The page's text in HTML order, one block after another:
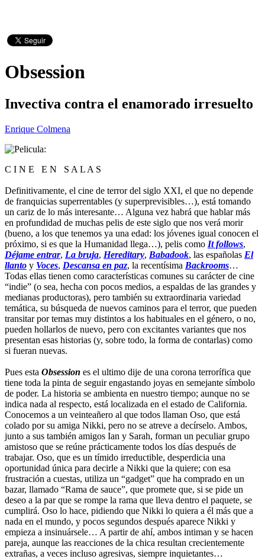
Obsession
Invectiva contra el enamorado irresuelto
Enrique Colmena
C I N E E N S A L A S
Definitivamente, el cine de terror del siglo XXI, el que no depende
de franquicias superrentables (y superprevisibles…), está tomando
un cariz de lo más interesante… Alguna vez habrá que hablar más
en profundidad de muchas pelis de este siglo que nos verá morir
(bueno, a los que tenemos ya una edad: los jóvenes igual conocen el
próximo, si es que la Humanidad llega…), pelis como It follows,
Déjame entrar, La bruja, Hereditary, Babadook, las españolas El
llanto y Voces, Descansa en paz, la recentísima Backrooms…
Todas ellas tienen como características comunes su carácter de cine
“indie” (o sea, hecha con pocos medios, a espaldas de las grandes y
medianas productoras), pero también su extraordinaria variedad
temática, su búsqueda de nuevos caminos para el terror, que pueden
transitar por temas muy distintos a los habituales en el género, o no,
pueden hollarlos de nuevo, pero con excitantes variantes que nos
presentan esas historias (y, sobre todo, la forma de contarlas) como
si fueran nuevas.
Pues esta Obsession es el ultimo dije de una corona terrorífica que
tiene toda la pinta de seguir engastando joyas en semejante símbolo
de poder. La historia se ambienta en nuestro tiempo; aunque no se
indica nada al respecto, está localizada en el estado de California.
Conocemos a un veinteañero al que todos llaman Oso, que está
colado por su amiga Nikki, pero no se atreve a decírselo. Ambos,
junto a sus también amigos Ian y Sarah, forman un peculiar grupo
amistoso que se reúne prácticamente todos los días después de
trabajar. Oso, que es un tímido irreductible, desperdicia una
oportunidad única para decirle a Nikki que la quiere; con esa
frustración a cuestas, utiliza un “gadget” que ha comprado en un
bazar, llamado “Rama de sauce”, que promete que, si se pide un
deseo a la par que se rompe la rama que lleva dentro el paquete, se
cumplirá. Oso lo hace, pidiendo que Nikki lo quiera a él más que a
nada en el mundo, y pocos segundos después aparece Nikki y
empieza a insinuársele… A partir de ahí, ambos intiman y se hacen
pareja, aunque las reacciones de la chica resultan crecientemente
extrañas, a veces incluso agresivas, siempre inquietantes…